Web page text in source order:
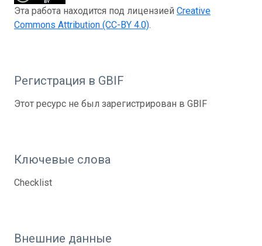
Эта работа находится под лицензией Creative
Commons Attribution (CC-BY 4.0).
Регистрация в GBIF
Этот ресурс не был зарегистрирован в GBIF
Ключевые слова
Checklist
Внешние данные